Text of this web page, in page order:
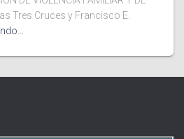
Tres Cruces y Francisco E.